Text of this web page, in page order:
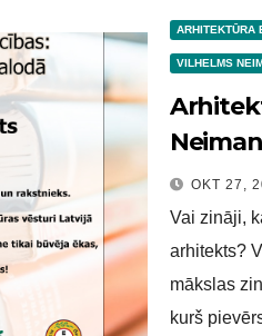
ARHITEKTŪRA
VILHELMS
OKT 27,
Vai zināji,
arhitekts?
mākslas
kurš